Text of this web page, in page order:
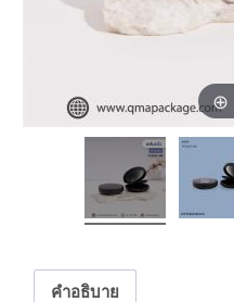
คำอธิบาย